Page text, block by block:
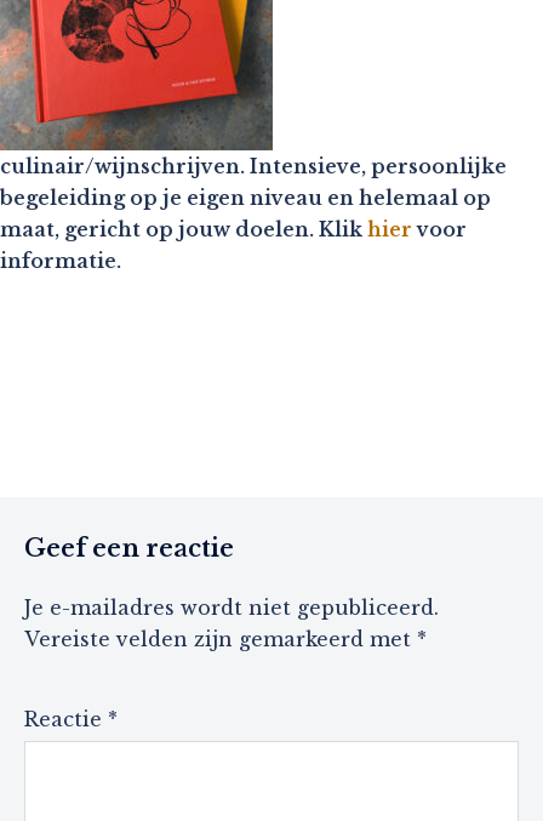
culinair/wijnschrijven. Intensieve, persoonlijke
begeleiding op je eigen niveau en helemaal op
maat, gericht op jouw doelen. Klik hier voor
informatie.
Geef een reactie
Je e-mailadres wordt niet gepubliceerd.
Vereiste velden zijn gemarkeerd met *
Reactie *